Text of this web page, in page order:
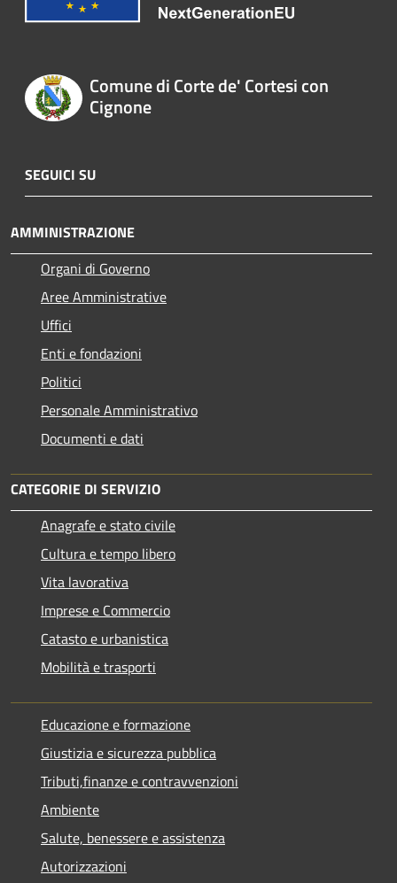
Comune di Corte de' Cortesi con
Cignone
SEGUICI SU
AMMINISTRAZIONE
Organi di Governo
Aree Amministrative
Uffici
Enti e fondazioni
Politici
Personale Amministrativo
Documenti e dati
CATEGORIE DI SERVIZIO
Anagrafe e stato civile
Cultura e tempo libero
Vita lavorativa
Imprese e Commercio
Catasto e urbanistica
Mobilità e trasporti
Educazione e formazione
Giustizia e sicurezza pubblica
Tributi,finanze e contravvenzioni
Ambiente
Salute, benessere e assistenza
Autorizzazioni